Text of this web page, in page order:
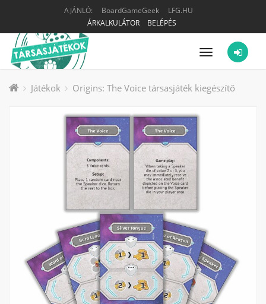
AJÁNLÓ: BoardGameGeek
LFG.HU
ÁRKALKULÁTOR
BELÉPÉS
Menü
Játékok Origins: The Voice társasjáték kiegészítő